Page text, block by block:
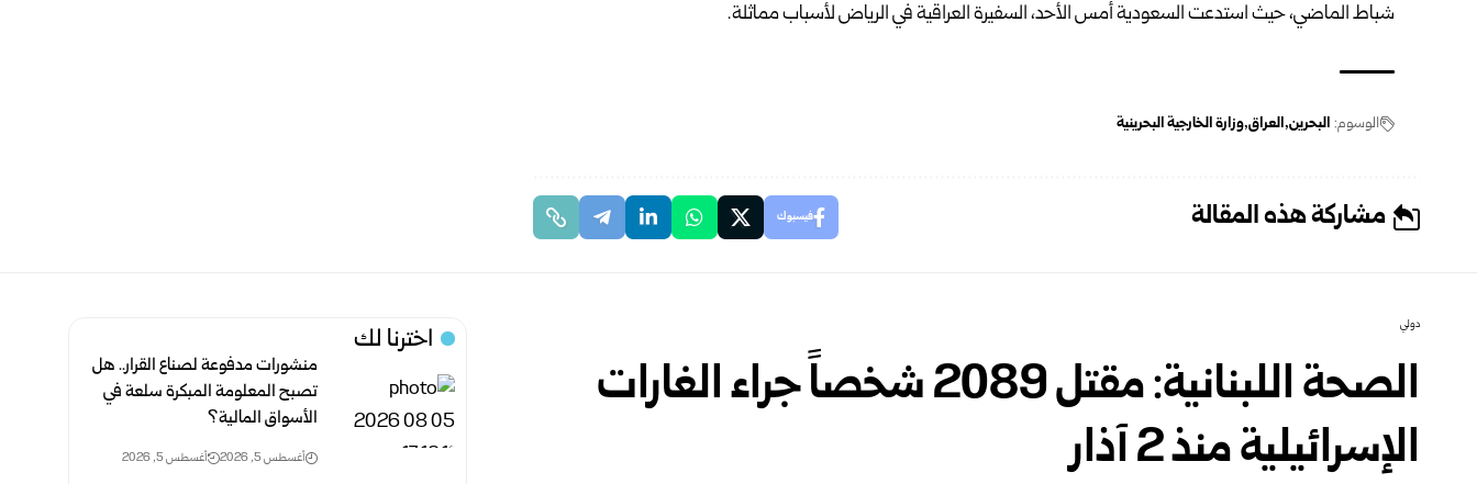
شباط الماضي، حيث استدعت السعودية أمس الأحد، السفيرة العراقية في الرياض لأسباب مماثلة.
الوسوم: البحرين العراق وزارة الخارجية البحرينية
مشاركة هذه المقالة فيسبوك
دولي
الصحة اللبنانية: مقتل 2089 شخصاً جراء الغارات
الإسرائيلية منذ 2 آذار
اخترنا لك
منشورات مدفوعة لصناع القرار.. هل
تصبح المعلومة المبكرة سلعة في
الأسواق المالية؟
أغسطس 5, 2026 أغسطس 5, 2026